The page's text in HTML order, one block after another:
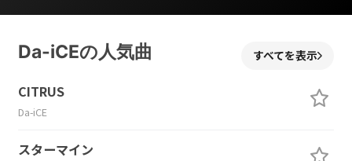
Da-iCEの人気曲 すべてを表示
CITRUS
Da-iCE
スターマイン